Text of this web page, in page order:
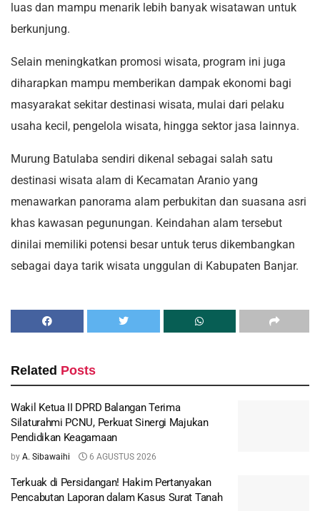
luas dan mampu menarik lebih banyak wisatawan untuk
berkunjung.
Selain meningkatkan promosi wisata, program ini juga
diharapkan mampu memberikan dampak ekonomi bagi
masyarakat sekitar destinasi wisata, mulai dari pelaku
usaha kecil, pengelola wisata, hingga sektor jasa lainnya.
Murung Batulaba sendiri dikenal sebagai salah satu
destinasi wisata alam di Kecamatan Aranio yang
menawarkan panorama alam perbukitan dan suasana asri
khas kawasan pegunungan. Keindahan alam tersebut
dinilai memiliki potensi besar untuk terus dikembangkan
sebagai daya tarik wisata unggulan di Kabupaten Banjar.
Related Posts
Wakil Ketua II DPRD Balangan Terima
Silaturahmi PCNU, Perkuat Sinergi Majukan
Pendidikan Keagamaan
by A. Sibawaihi 6 AGUSTUS 2026
Terkuak di Persidangan! Hakim Pertanyakan
Pencabutan Laporan dalam Kasus Surat Tanah